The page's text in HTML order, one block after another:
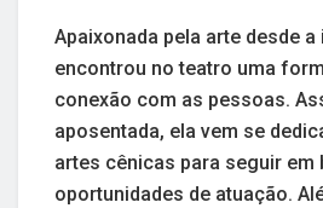
Apaixonada pela arte desde
encontrou no teatro uma
conexão com as pessoas.
aposentada, ela vem se
artes cênicas para seguir em
oportunidades de atuação.